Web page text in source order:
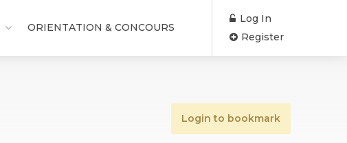
ORIENTATION & CONCOURS
Log In
Register
Login to bookmark